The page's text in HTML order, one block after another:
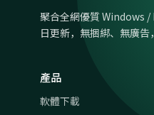
聚合全網優質 Windows /
日更新，無捆綁、無廣告
產品
軟體下載